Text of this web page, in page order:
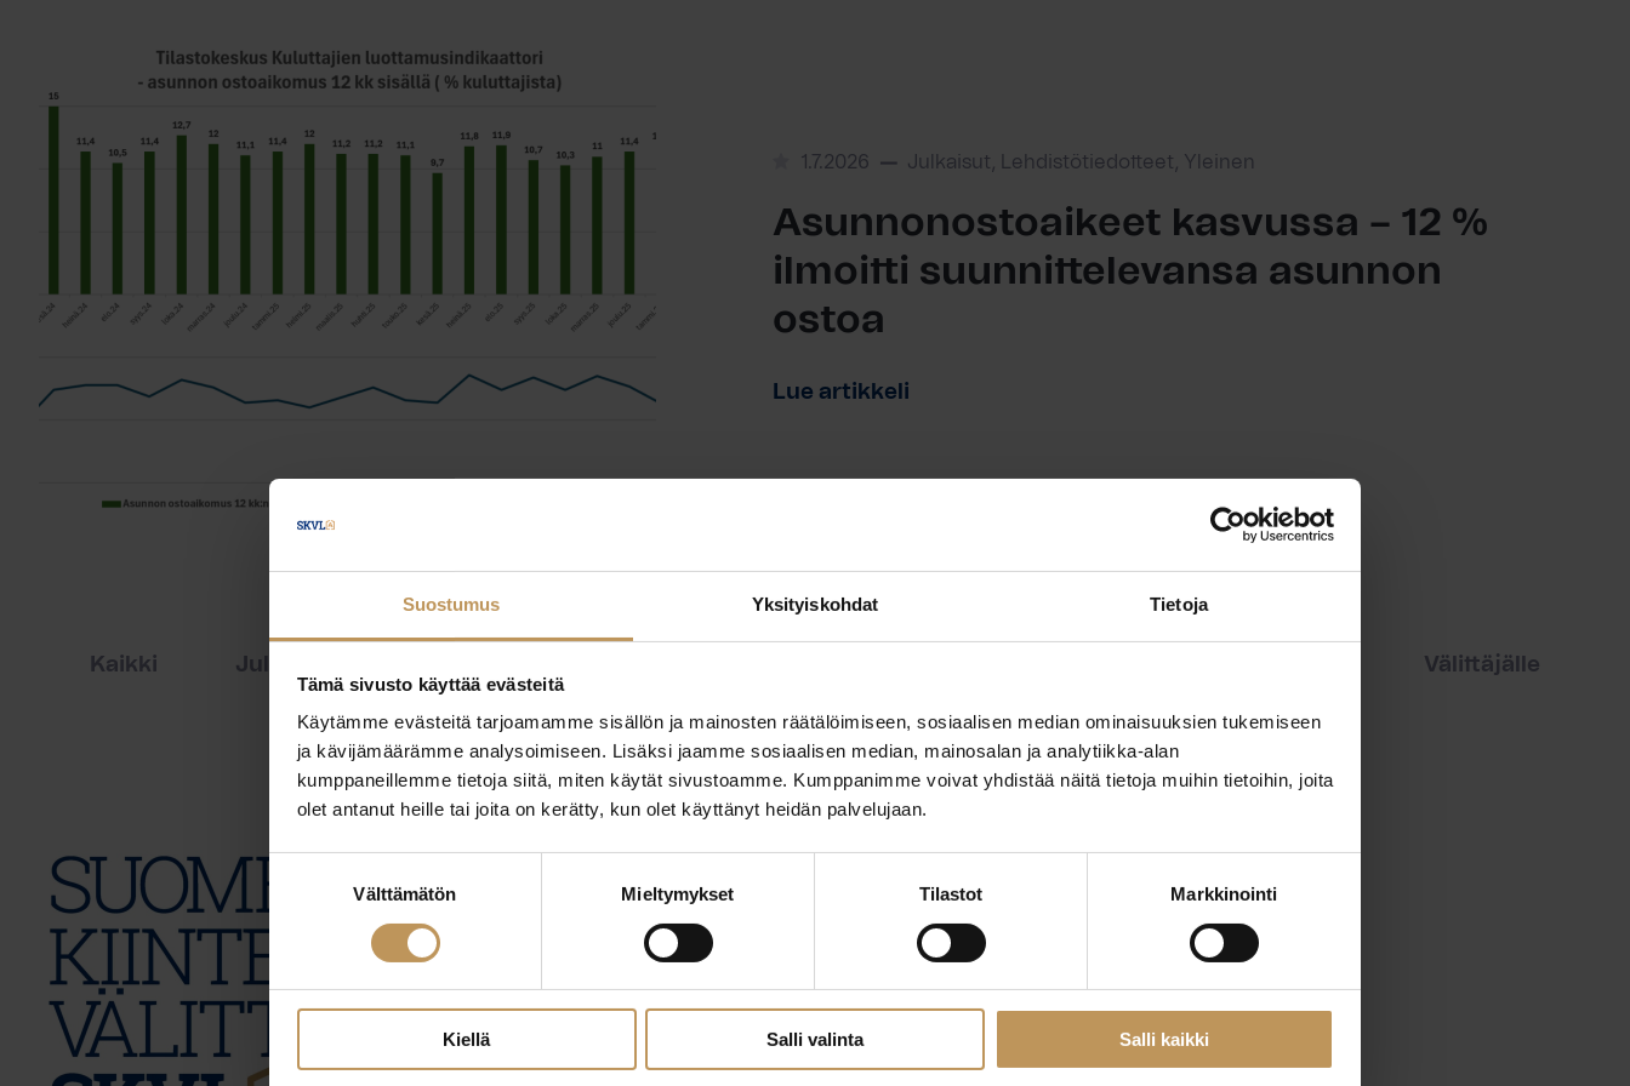
Suostumus Yksityiskohdat Tietoja
Tämä sivusto käyttää evästeitä
Käytämme evästeitä tarjoamamme sisällön ja mainosten räätälöimiseen, sosiaalisen median ominaisuuksien tukemiseen
ja kävijämäärämme analysoimiseen. Lisäksi jaamme sosiaalisen median, mainosalan ja analytiikka-alan
kumppaneillemme tietoja siitä, miten käytät sivustoamme. Kumppanimme voivat yhdistää näitä tietoja muihin tietoihin, joita
olet antanut heille tai joita on kerätty, kun olet käyttänyt heidän palvelujaan.
Suostumuksen
Välttämätön Mieltymykset Tilastot Markkinointi
Kiellä Salli valinta Salli kaikki
1.7.2026 Julkaisut, Lehdistötiedotteet, Yleinen
Asunnonostoaikeet kasvussa – 12 %
ilmoitti suunnittelevansa asunnon
ostoa
Lue artikkeli
Kaikki Julkaisut Välittäjälle
Yleinen